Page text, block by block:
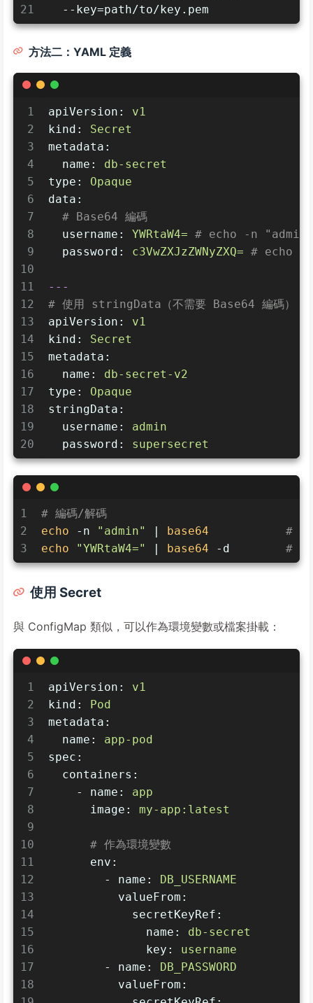
21
  --key=path/to/key.pem
方法二：YAML 定義
1
2
3
4
5
6
7
8
9
10
11
12
13
14
15
16
17
18
19
20
apiVersion:
v1
kind:
Secret
metadata:
name:
db-secret
type:
Opaque
data:
# Base64 編碼
username:
YWRtaW4= # echo -n
password:
c3VwZXJzZWNyZXQ= # echo -
---
# 使用 stringData（不需要 Base64 編碼）
apiVersion:
v1
kind:
Secret
metadata:
name:
db-secret-v2
type:
Opaque
stringData:
username:
admin
password:
supersecret
1
2
3
# 編碼/解碼
echo -n "admin" | base64
#
echo
"YWRtaW4=" | base64 -d #
使用 Secret
與 ConfigMap 類似，可以作為環境變數或檔案掛載：
1
2
3
4
5
6
7
8
9
10
11
12
13
14
15
16
17
18
apiVersion:
v1
kind:
Pod
metadata:
name:
app-pod
spec:
containers:
-
name:
app
image:
my-app:latest
# 作為環境變數
env:
-
name:
DB_USERNAME
valueFrom:
secretKeyRef:
name:
db-secret
key:
username
-
name:
DB_PASSWORD
valueFrom: